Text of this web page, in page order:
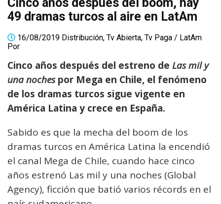
49 dramas turcos al aire en LatAm
16/08/2019 Distribución, Tv Abierta, Tv Paga / LatAm
Por
Cinco años después del estreno de Las mil y
una nochespor Mega en Chile, el fenómeno
de los dramas turcos sigue vigente en
América Latina y crece en España.
Sabido es que la mecha del boom de los
dramas turcos en América Latina la encendió
el canal Mega de Chile, cuando hace cinco
años estrenó Las mil y una noches (Global
Agency), ficción que batió varios récords en el